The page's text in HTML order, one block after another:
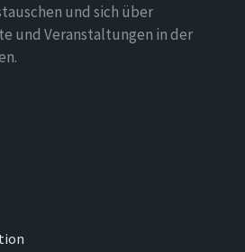
und sich über
und Veranstaltungen in der